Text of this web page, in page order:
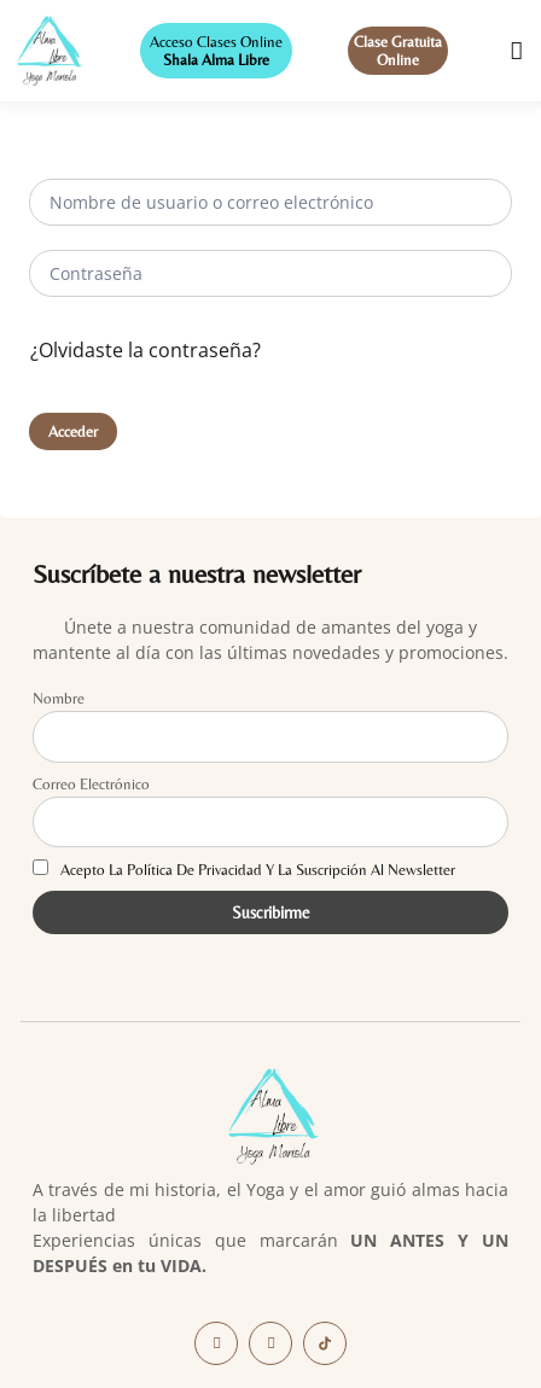
Acceso Clases Online
Shala Alma Libre
Clase Gratuita
Online
¿Olvidaste la contraseña?
Acceder
Suscríbete a nuestra newsletter
Únete a nuestra comunidad de amantes del yoga y
mantente al día con las últimas novedades y promociones.
Nombre
Correo Electrónico
Acepto La Política De Privacidad Y La Suscripción Al Newsletter
A través de mi historia, el Yoga y el amor guió almas hacia
la libertad
Experiencias únicas que marcarán UN ANTES Y UN
DESPUÉS en tu VIDA.